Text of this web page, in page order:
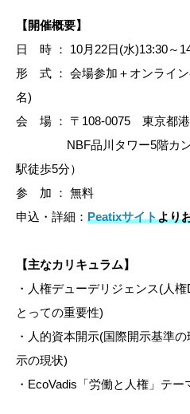
【開催概要】
日 時 ： 10月22日(水)13:30～
形 式 ： 会場参加＋オンライ
名)
会 場 ： 〒108-0075 東京都港
NBF品川タワー5階​カン
駅徒歩5分）
参 加 ： 無料
申込・詳細： Peatixサイトより
【主なカリキュラム】
・人権デューデリジェンス(人
とっての重要性)
・人的資本開示(国際開示基準
示の現状)
・EcoVadis「労働と人権」テ